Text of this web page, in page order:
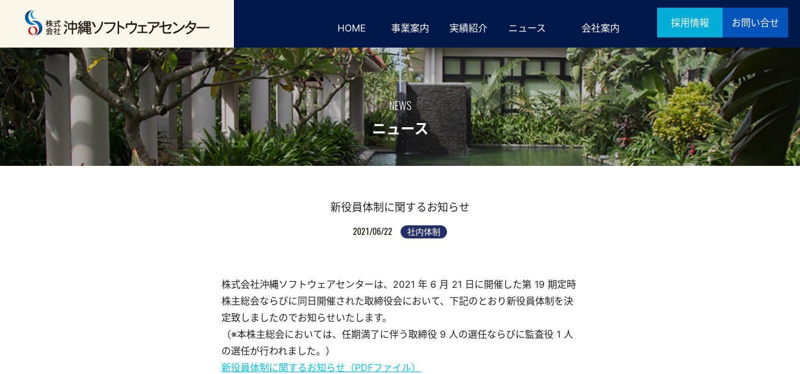
HOME 事業案内 実績紹介 ニュース 会社案内 採用情報 お問い合せ
NEWS
ニュース
新役員体制に関するお知らせ
2021/06/22
社内体制
株式会社沖縄ソフトウェアセンターは、2021 年 6 月 21 日に開催した第 19 期定時
株主総会ならびに同日開催された取締役会において、下記のとおり新役員体制を決
定致しましたのでお知らせいたします。
（※本株主総会においては、任期満了に伴う取締役 9 人の選任ならびに監査役 1 人
の選任が行われました。）
新役員体制に関するお知らせ（PDFファイル）